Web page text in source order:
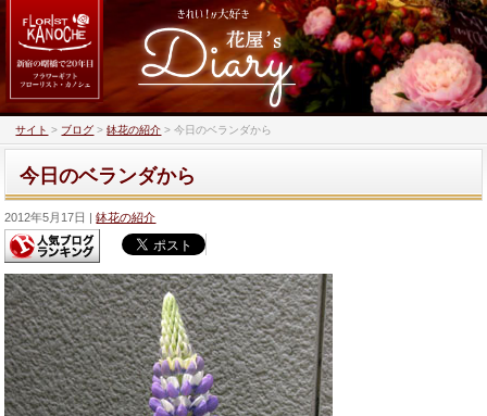
サイト > ブログ >鉢花の紹介 >今日のベランダから
今日のベランダから
2012年5月17日 鉢花の紹介